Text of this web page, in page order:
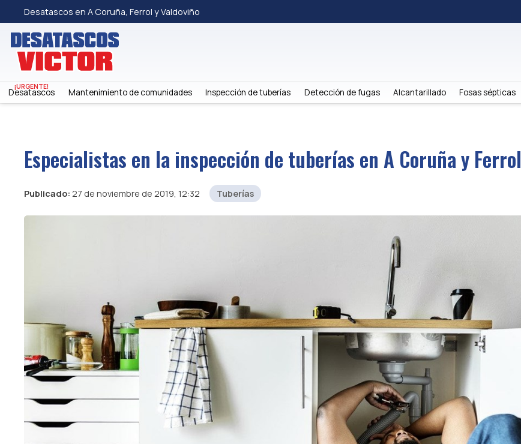
Desatascos en A Coruña, Ferrol y Valdoviño
Desatascos Mantenimiento de comunidades Inspección de tuberías Detección de fugas Alcantarillado Fosas sépticas
Especialistas en la inspección de tuberías en A Coruña y Ferrol
Publicado: 27 de noviembre de 2019, 12:32 Tuberías